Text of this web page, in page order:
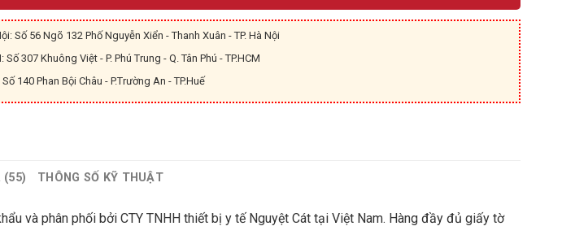
Số 56 Ngõ 132 Phố Nguyễn Xiển - Thanh Xuân - TP. Hà Nội
Số 307 Khuông Việt - P. Phú Trung - Q. Tân Phú - TP.HCM
140 Phan Bội Châu - P.Trường An - TP.Huế
(55) THÔNG SỐ KỸ THUẬT
và phân phối bởi CTY TNHH thiết bị y tế Nguyệt Cát tại Việt Nam. Hàng đầy đủ giấy tờ